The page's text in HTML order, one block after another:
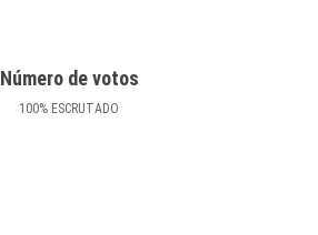
Número de votos
100% ESCRUTADO